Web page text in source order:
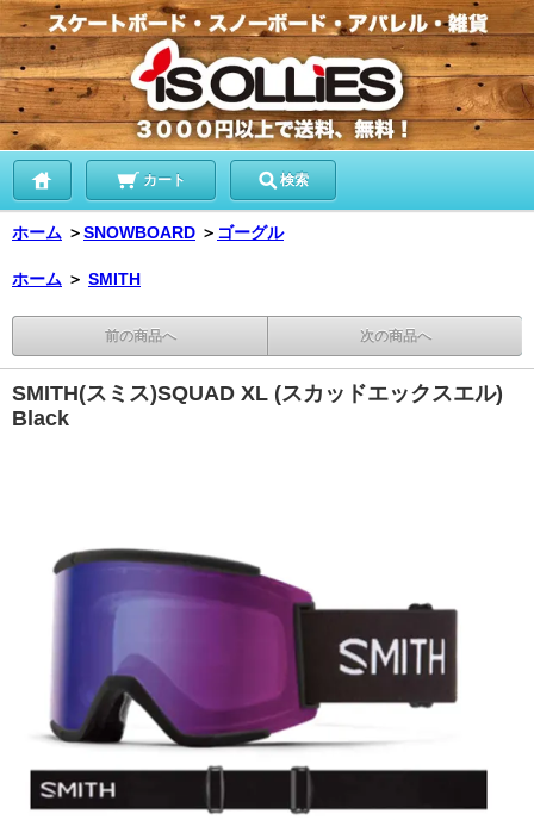
カート 検索
ホーム ＞SNOWBOARD ＞ ゴーグル
ホーム ＞ SMITH
前の商品へ 次の商品へ
SMITH(スミス)SQUAD XL (スカッドエックスエル)
Black